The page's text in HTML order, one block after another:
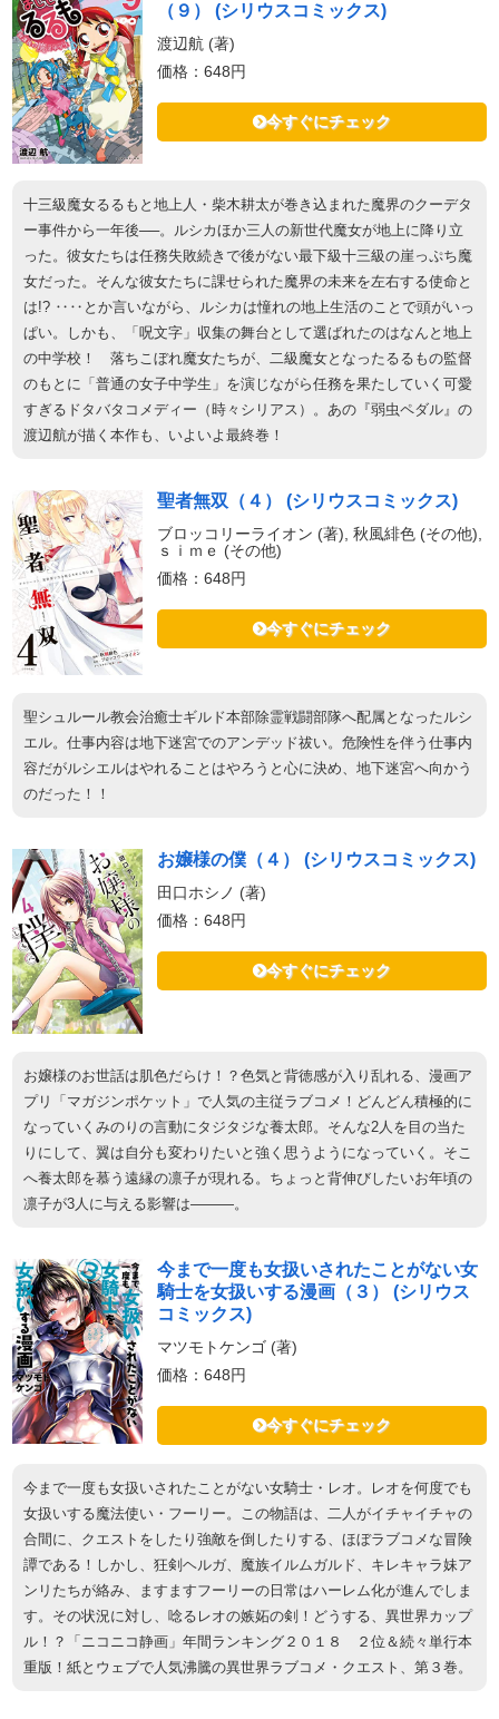
（９） (シリウスコミックス)
渡辺航 (著)
価格：648円
今すぐにチェック
十三級魔女るるもと地上人・柴木耕太が巻き込まれた魔界のクーデタ
ー事件から一年後──。ルシカほか三人の新世代魔女が地上に降り立
った。彼女たちは任務失敗続きで後がない最下級十三級の崖っぷち魔
女だった。そんな彼女たちに課せられた魔界の未来を左右する使命と
は!? ‥‥とか言いながら、ルシカは憧れの地上生活のことで頭がいっ
ぱい。しかも、「呪文字」収集の舞台として選ばれたのはなんと地上
の中学校！ 落ちこぼれ魔女たちが、二級魔女となったるるもの監督
のもとに「普通の女子中学生」を演じながら任務を果たしていく可愛
すぎるドタバタコメディー（時々シリアス）。あの『弱虫ペダル』の
渡辺航が描く本作も、いよいよ最終巻！
聖者無双（４） (シリウスコミックス)
ブロッコリーライオン (著), 秋風緋色 (その他),
ｓｉｍｅ (その他)
価格：648円
今すぐにチェック
聖シュルール教会治癒士ギルド本部除霊戦闘部隊へ配属となったルシ
エル。仕事内容は地下迷宮でのアンデッド祓い。危険性を伴う仕事内
容だがルシエルはやれることはやろうと心に決め、地下迷宮へ向かう
のだった！！
お嬢様の僕（４） (シリウスコミックス)
田口ホシノ (著)
価格：648円
今すぐにチェック
お嬢様のお世話は肌色だらけ！？色気と背徳感が入り乱れる、漫画ア
プリ「マガジンポケット」で人気の主従ラブコメ！どんどん積極的に
なっていくみのりの言動にタジタジな養太郎。そんな2人を目の当た
りにして、翼は自分も変わりたいと強く思うようになっていく。そこ
へ養太郎を慕う遠縁の凛子が現れる。ちょっと背伸びしたいお年頃の
凛子が3人に与える影響は―――。
今まで一度も女扱いされたことがない女
騎士を女扱いする漫画（３） (シリウス
コミックス)
マツモトケンゴ (著)
価格：648円
今すぐにチェック
今まで一度も女扱いされたことがない女騎士・レオ。レオを何度でも
女扱いする魔法使い・フーリー。この物語は、二人がイチャイチャの
合間に、クエストをしたり強敵を倒したりする、ほぼラブコメな冒険
譚である！しかし、狂剣ヘルガ、魔族イルムガルド、キレキャラ妹ア
ンリたちが絡み、ますますフーリーの日常はハーレム化が進んでしま
す。その状況に対し、唸るレオの嫉妬の剣！どうする、異世界カップ
ル！？「ニコニコ静画」年間ランキング２０１８ ２位＆続々単行本
重版！紙とウェブで人気沸騰の異世界ラブコメ・クエスト、第３巻。